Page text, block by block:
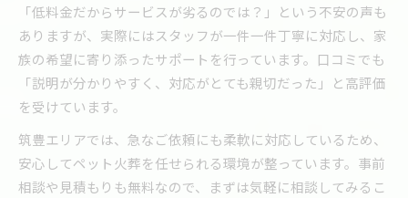
「低料金だからサービスが劣るのでは？」という不安の声も
ありますが、実際にはスタッフが一件一件丁寧に対応し、家
族の希望に寄り添ったサポートを行っています。口コミでも
「説明が分かりやすく、対応がとても親切だった」と高評価
を受けています。
筑豊エリアでは、急なご依頼にも柔軟に対応しているため、
安心してペット火葬を任せられる環境が整っています。事前
相談や見積もりも無料なので、まずは気軽に相談してみるこ